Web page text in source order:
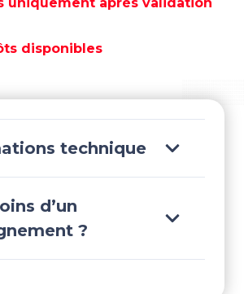
disponibles
technique
d’un
?